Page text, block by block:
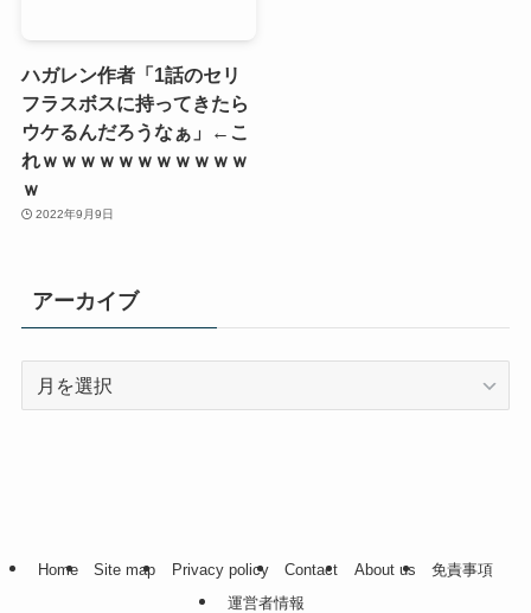
ハガレン作者「1話のセリ
フラスボスに持ってきたら
ウケるんだろうなぁ」←こ
れｗｗｗｗｗｗｗｗｗｗｗ
ｗ
2022年9月9日
アーカイブ
Home Site map Privacy policy Contact About us
免責事項
運営者情報